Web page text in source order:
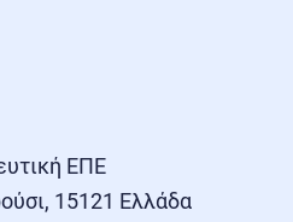
ΕΠΕ